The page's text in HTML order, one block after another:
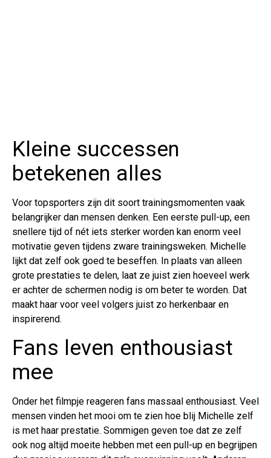
Kleine successen
betekenen alles
Voor topsporters zijn dit soort trainingsmomenten vaak
belangrijker dan mensen denken. Een eerste pull-up, een
snellere tijd of nét iets sterker worden kan enorm veel
motivatie geven tijdens zware trainingsweken. Michelle
lijkt dat zelf ook goed te beseffen. In plaats van alleen
grote prestaties te delen, laat ze juist zien hoeveel werk
er achter de schermen nodig is om beter te worden. Dat
maakt haar voor veel volgers juist zo herkenbaar en
inspirerend.
Fans leven enthousiast
mee
Onder het filmpje reageren fans massaal enthousiast. Veel
mensen vinden het mooi om te zien hoe blij Michelle zelf
is met haar prestatie. Sommigen geven toe dat ze zelf
ook nog altijd moeite hebben met een pull-up en begrijpen